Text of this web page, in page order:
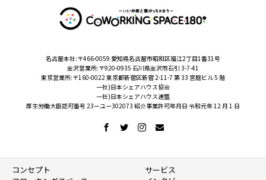
名古屋本社:〒466-0059 愛知県名古屋市昭和区福江2丁目1番31号
金沢営業所:〒920-0935 石川県金沢市石引 3-7-41
東京営業所:〒160-0022 東京都新宿区新宿 2-11-7 第 33 宮庭ビル 5 階
一社)日本シェアハウス協会
一社)日本シェアハウス連盟
厚生労働大臣認可番号 23ーユー302073 紹介事業許可年月日 令和元年 12 月 1 日
コンセプト
サービス